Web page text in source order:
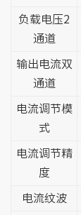
负载电压2
通道
输出电流双
通道
电流调节模
式
电流调节精
度
电流纹波